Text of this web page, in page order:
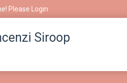
Please Login